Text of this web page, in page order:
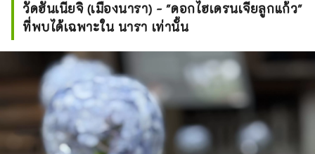
วัดฮันเนียจิ (เมืองนารา) - "ดอกไฮเดรนเจียลูกแก้ว"
ที่พบได้เฉพาะใน นารา เท่านั้น